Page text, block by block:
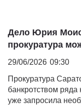
Дело Юрия
прокуратура
29/06/2026 09:30
Прокуратура
банкротством
уже запросила